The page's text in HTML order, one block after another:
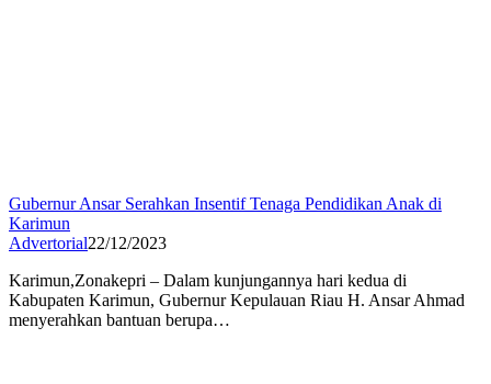
Gubernur Ansar Serahkan Insentif Tenaga Pendidikan Anak di
Karimun
Advertorial22/12/2023
Karimun,Zonakepri – Dalam kunjungannya hari kedua di
Kabupaten Karimun, Gubernur Kepulauan Riau H. Ansar Ahmad
menyerahkan bantuan berupa…